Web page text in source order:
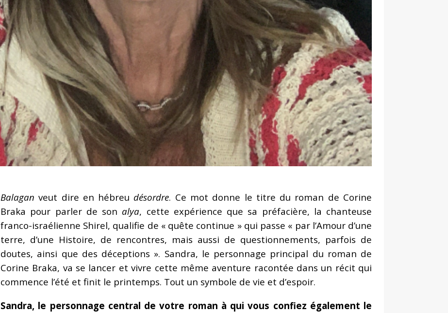
Balagan veut dire en hébreu désordre. Ce mot donne le titre du roman de Corine
Braka pour parler de son alya, cette expérience que sa préfacière, la chanteuse
franco-israélienne Shirel, qualifie de « quête continue » qui passe « par l’Amour d’une
terre, d’une Histoire, de rencontres, mais aussi de questionnements, parfois de
doutes, ainsi que des déceptions ». Sandra, le personnage principal du roman de
Corine Braka, va se lancer et vivre cette même aventure racontée dans un récit qui
commence l’été et finit le printemps. Tout un symbole de vie et d’espoir.
Sandra, le personnage central de votre roman à qui vous confiez également le